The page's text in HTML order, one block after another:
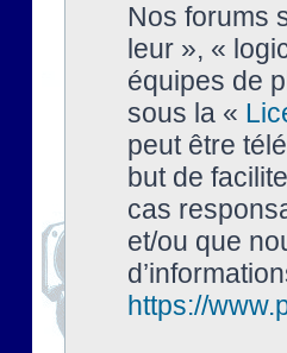
Nos forums
leur », «
équipes de
sous la «
peut être
but de
cas
et/ou que
https://